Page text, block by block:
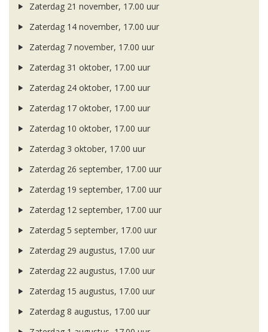
Zaterdag 21 november, 17.00 uur
Zaterdag 14 november, 17.00 uur
Zaterdag 7 november, 17.00 uur
Zaterdag 31 oktober, 17.00 uur
Zaterdag 24 oktober, 17.00 uur
Zaterdag 17 oktober, 17.00 uur
Zaterdag 10 oktober, 17.00 uur
Zaterdag 3 oktober, 17.00 uur
Zaterdag 26 september, 17.00 uur
Zaterdag 19 september, 17.00 uur
Zaterdag 12 september, 17.00 uur
Zaterdag 5 september, 17.00 uur
Zaterdag 29 augustus, 17.00 uur
Zaterdag 22 augustus, 17.00 uur
Zaterdag 15 augustus, 17.00 uur
Zaterdag 8 augustus, 17.00 uur